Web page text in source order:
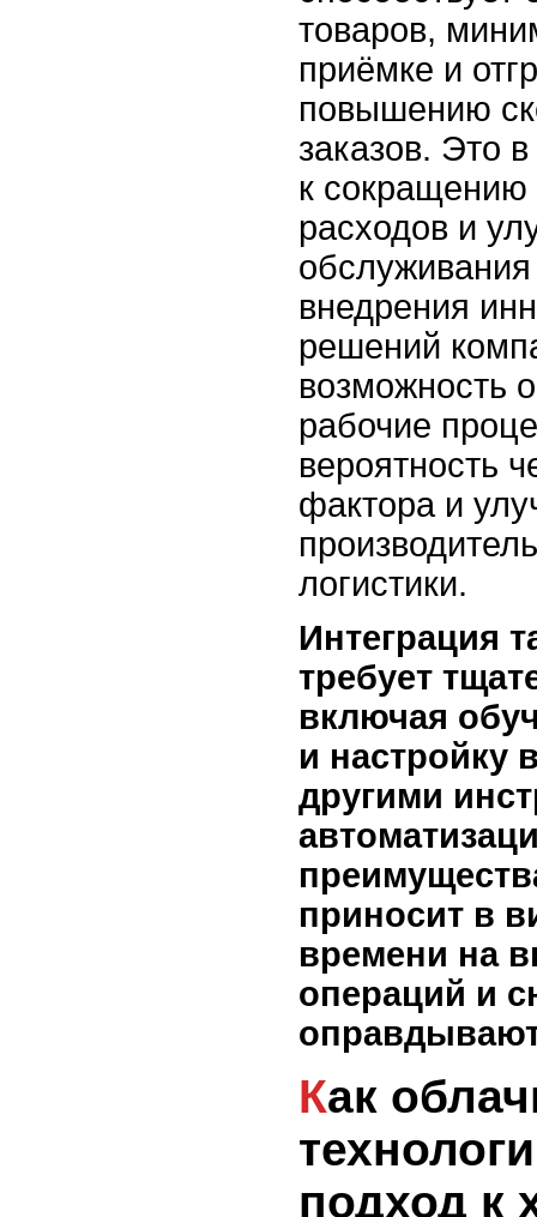
товаров,
приёмке и
повышению
заказов. Это
к
расходов и
внедрения
решений
возможность
рабочие
вероятность
фактора и
логистики.
Интеграция
требует
включая
и настройку
другими
приносит в
времени на
операций и
Как облачные
подход к